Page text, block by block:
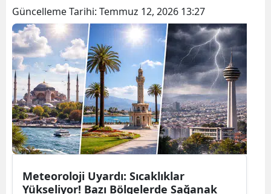
Güncelleme Tarihi: Temmuz 12, 2026 13:27
Meteoroloji Uyardı: Sıcaklıklar
Yükseliyor! Bazı Bölgelerde Sağanak